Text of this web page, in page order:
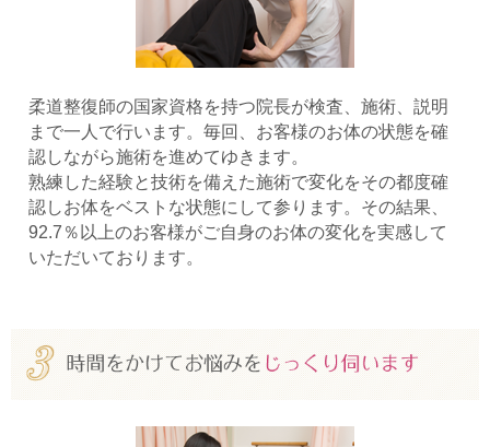
柔道整復師の国家資格を持つ院長が検査、施術、説明
まで一人で行います。毎回、お客様のお体の状態を確
認しながら施術を進めてゆきます。
熟練した経験と技術を備えた施術で変化をその都度確
認しお体をベストな状態にして参ります。その結果、
92.7％以上のお客様がご自身のお体の変化を実感して
いただいております。